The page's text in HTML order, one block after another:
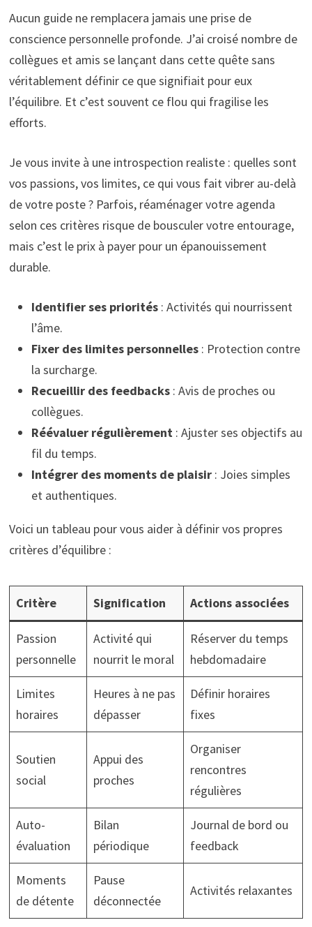
Aucun guide ne remplacera jamais une prise de
conscience personnelle profonde. J’ai croisé nombre de
collègues et amis se lançant dans cette quête sans
véritablement définir ce que signifiait pour eux
l’équilibre. Et c’est souvent ce flou qui fragilise les
efforts.
Je vous invite à une introspection realiste : quelles sont
vos passions, vos limites, ce qui vous fait vibrer au-delà
de votre poste ? Parfois, réaménager votre agenda
selon ces critères risque de bousculer votre entourage,
mais c’est le prix à payer pour un épanouissement
durable.
Identifier ses priorités: Activités qui nourrissent
l’âme.
Fixer des limites personnelles: Protection contre
la surcharge.
Recueillir des feedbacks: Avis de proches ou
collègues.
Réévaluer régulièrement: Ajuster ses objectifs au
fil du temps.
Intégrer des moments de plaisir: Joies simples
et authentiques.
Voici un tableau pour vous aider à définir vos propres
critères d’équilibre :
Critère Signification Actions associées
Passion
personnelle
Activité qui
nourrit le moral
Réserver du temps
hebdomadaire
Limites
horaires
Heures à ne pas
dépasser
Définir horaires
fixes
Soutien
social
Appui des
proches
Organiser
rencontres
régulières
Auto-
évaluation
Bilan
périodique
Journal de bord ou
feedback
Moments
de détente
Pause
déconnectée
Activités relaxantes